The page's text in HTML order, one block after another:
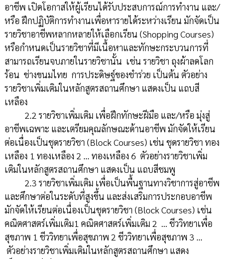
อาชีพ เปิดโอกาสให้ผู้เรียนได้รับประสบการณ์การทำงาน และ/
หรือ ฝึกปฏิบัติการทำงานเพื่อหารายได้ระหว่างเรียน มักจัดเป็น
รายวิชาอาชีพหลากหลายให้เลือกเรียน (Shopping Courses)
หรือกำหนดเป็นรายวิชาที่มีเนื้อหาและทักษะกระบวนการที่
สามารถเรียนจบภายในรายวิชานั้น เช่น รายวิชา ถุงผ้าลดโลก
ร้อน ช่างขนมไทย การประดิษฐ์ของชำร่วย เป็นต้น ตัวอย่าง
รายวิชาเพิ่มเติมในหลักสูตรสถานศึกษา แสดงเป็น แถบสี
เหลือง
2.2 รายวิชาเพิ่มเติม เพื่อฝึกทักษะฝีมือ และ/หรือ มุ่งสู่
อาชีพเฉพาะ และเตรียมคุณลักษณะด้านอาชีพ มักจัดให้เรียน
ต่อเนื่องเป็นชุดรายวิชา (Block Courses) เช่น ชุดรายวิชา ทอง
เหลือง 1 ทองเหลือง 2 ... ทองเหลือง 6 ตัวอย่างรายวิชาเพิ่ม
เติมในหลักสูตรสถานศึกษา แสดงเป็น แถบสีชมพู
2.3 รายวิชาเพิ่มเติม เพื่อเป็นพื้นฐานทางวิชาการสู่อาชีพ
และศึกษาต่อในระดับที่สูงขึ้น และส่งเสริมการประกอบอาชีพ
มักจัดให้เรียนต่อเนื่องเป็นชุดรายวิชา (Block Courses) เช่น
คณิตศาสตร์เพิ่มเติม1 คณิตศาสตร์เพิ่มเติม 2 ... ชีววิทยาเพื่อ
สุขภาพ 1 ชีววิทยาเพื่อสุขภาพ 2 ชีววิทยาเพื่อสุขภาพ 3 ...
ตัวอย่างรายวิชาเพิ่มเติมในหลักสูตรสถานศึกษา แสดง